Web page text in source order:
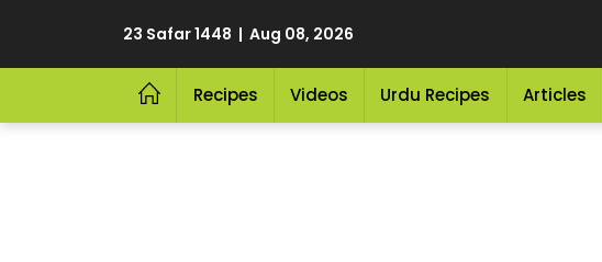
23 Safar 1448 | Aug 08, 2026
Recipes Videos Urdu Recipes Articles